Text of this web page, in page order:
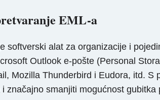
EML-a
softverski alat za organizacije i
Outlook e-pošte (Personal
Mozilla Thunderbird i Eudora, itd.
značajno smanjiti mogućnost gubitka